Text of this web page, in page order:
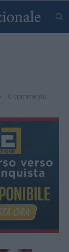
0 commento